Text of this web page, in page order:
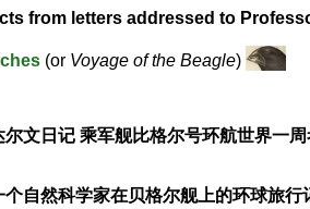
from letters addressed to
(or Voyage of the Beagle)
尔文日记 乘军舰比格尔号环航世界一
个自然科学家在贝格尔舰上的环球旅